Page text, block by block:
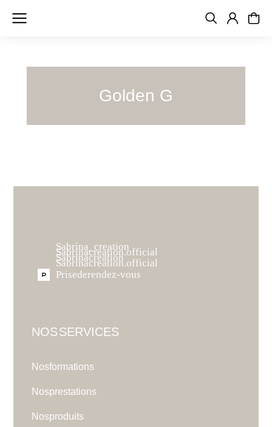
Golden G
Sabrina_creation
Sabrinacreation.official
Sabrinacreation
Sabrinacreation.official
Prise de rendez-vous
NOS SERVICES
Nos formations
Nos prestations
Nos produits